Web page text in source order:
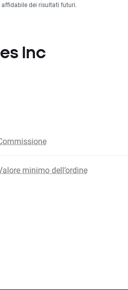
dei risultati futuri.
Inc
minimo dell’ordine